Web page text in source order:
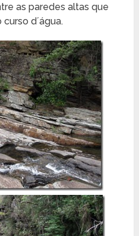
as paredes altas que
d´água.